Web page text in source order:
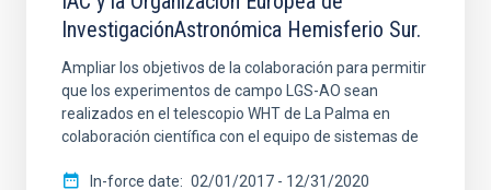
InvestigaciónAstronómica Hemisferio Sur.
Ampliar los objetivos de la colaboración para permitir
que los experimentos de campo LGS-AO sean
realizados en el telescopio WHT de La Palma en
colaboración científica con el equipo de sistemas de
In-force date 02/01/2017 - 12/31/2020